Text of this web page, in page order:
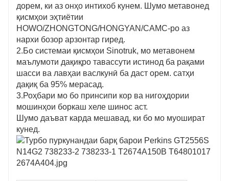
дорем, ки аз онҳо интихоб кунем. Шумо метавонед
қисмҳои эҳтиётии
HOWO/ZHONGTONG/HONGYAN/CAMC-ро аз
нархи бозор арзонтар гиред.
2.Бо системаи қисмҳои Sinotruk, мо метавонем
маълумоти дақиқро тавассути истинод ба рақами
шасси ва лавҳаи васлкунӣ ба даст орем. сатҳи
дақиқ ба 95% мерасад.
3.Роҳбари мо бо принсипи кор ва нигоҳдории
мошинҳои боркаш хеле шинос аст.
Шумо даъват карда мешавад, ки бо мо муошират
кунед.